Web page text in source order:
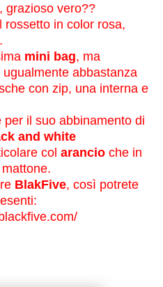
grazioso vero??
rossetto in color rosa,
mini bag, ma
abbastanza
con zip, una interna e
il suo abbinamento di
and white
col arancio che in
BlakFive, così potrete